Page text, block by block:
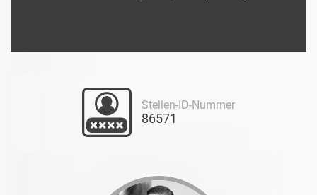
Stellen-ID-Nummer
86571